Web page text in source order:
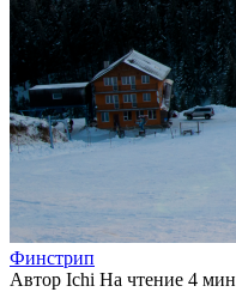
Финстрип
Автор Ichi На чтение 4 мин